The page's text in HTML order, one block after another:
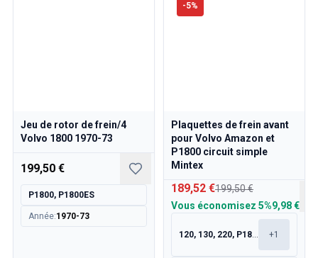
Jeu de rotor de frein/4
Volvo 1800 1970-73
199,50 €
P1800, P1800ES
Année:1970-73
-5%
Plaquettes de frein avant
pour Volvo Amazon et
P1800 circuit simple
Mintex
189,52 €199,50 €
Vous économisez 5%9,98 €
120, 130, 220, P1800 +1